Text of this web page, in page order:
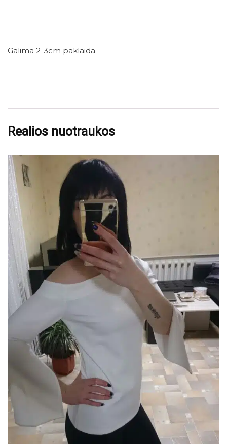
Galima 2-3cm paklaida
Realios nuotraukos